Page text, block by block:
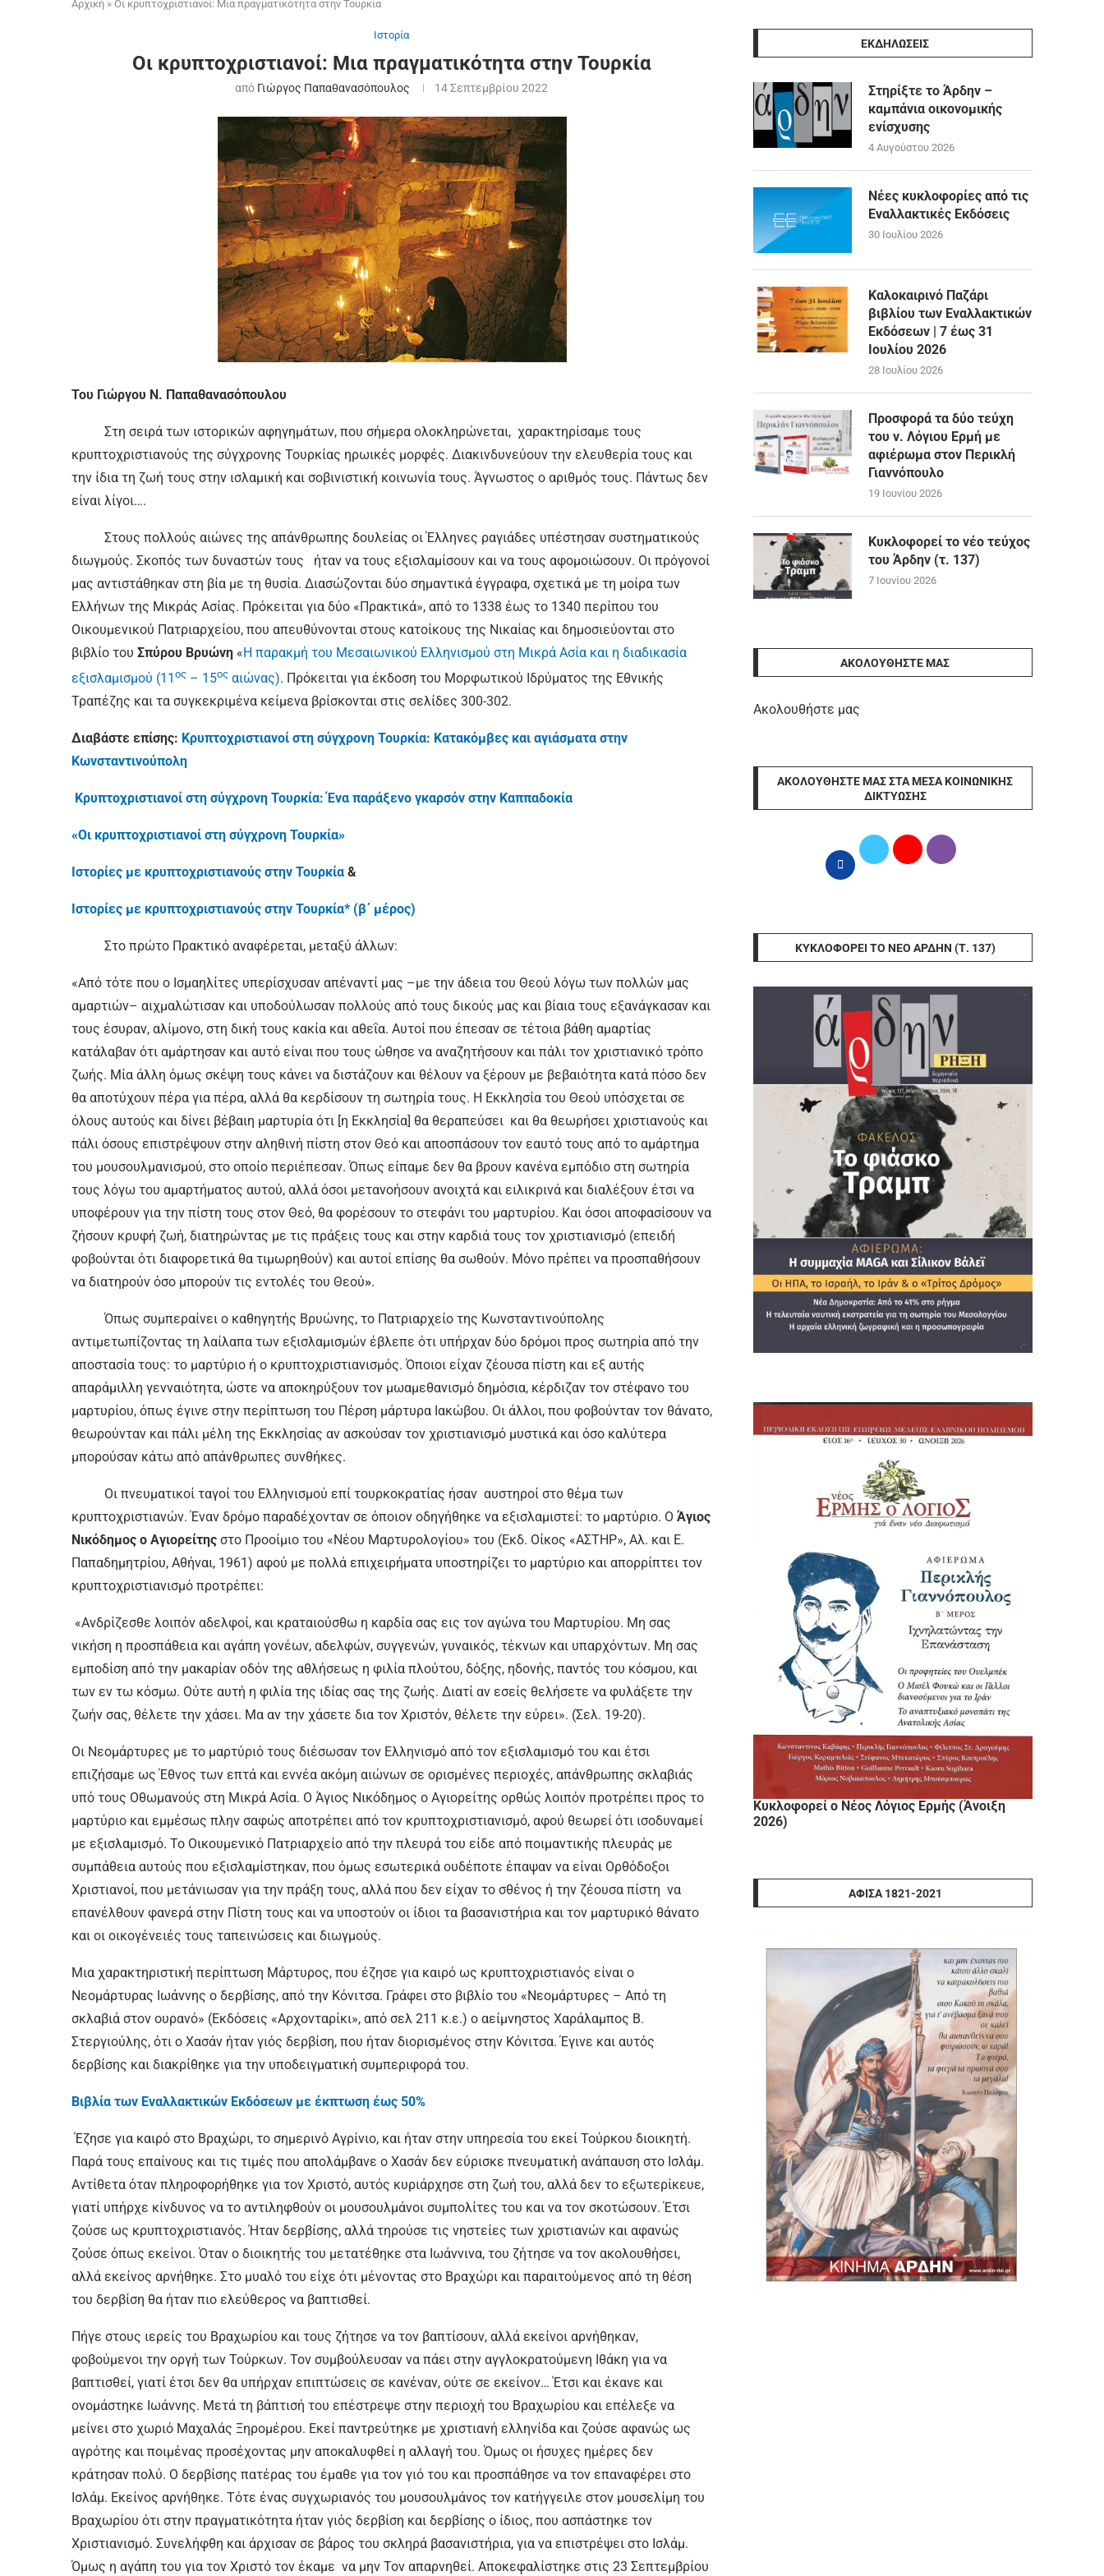
Αρχική » Οι κρυπτοχριστιανοί: Μια πραγματικότητα στην Τουρκία
Ιστορία
Οι κρυπτοχριστιανοί: Μια πραγματικότητα στην Τουρκία
από Γιώργος Παπαθανασόπουλος 14 Σεπτεμβρίου 2022
Του Γιώργου Ν. Παπαθανασόπουλου
Στη σειρά των ιστορικών αφηγημάτων, που σήμερα ολοκληρώνεται, χαρακτηρίσαμε τους
κρυπτοχριστιανούς της σύγχρονης Τουρκίας ηρωικές μορφές. Διακινδυνεύουν την ελευθερία τους και
την ίδια τη ζωή τους στην ισλαμική και σοβινιστική κοινωνία τους. Άγνωστος ο αριθμός τους. Πάντως δεν
είναι λίγοι….
Στους πολλούς αιώνες της απάνθρωπης δουλείας οι Έλληνες ραγιάδες υπέστησαν συστηματικούς
διωγμούς. Σκοπός των δυναστών τους ήταν να τους εξισλαμίσουν και να τους αφομοιώσουν. Οι πρόγονοί
μας αντιστάθηκαν στη βία με τη θυσία. Διασώζονται δύο σημαντικά έγγραφα, σχετικά με τη μοίρα των
Ελλήνων της Μικράς Ασίας. Πρόκειται για δύο «Πρακτικά», από το 1338 έως το 1340 περίπου του
Οικουμενικού Πατριαρχείου, που απευθύνονται στους κατοίκους της Νικαίας και δημοσιεύονται στο
βιβλίο του Σπύρου Βρυώνη «Η παρακμή του Μεσαιωνικού Ελληνισμού στη Μικρά Ασία και η διαδικασία
εξισλαμισμού (11 ος – 15ος αιώνας). Πρόκειται για έκδοση του Μορφωτικού Ιδρύματος της Εθνικής
Τραπέζης και τα συγκεκριμένα κείμενα βρίσκονται στις σελίδες 300-302.
Διαβάστε επίσης: Κρυπτοχριστιανοί στη σύγχρονη Τουρκία: Κατακόμβες και αγιάσματα στην
Κωνσταντινούπολη
Κρυπτοχριστιανοί στη σύγχρονη Τουρκία: Ένα παράξενο γκαρσόν στην Καππαδοκία
«Οι κρυπτοχριστιανοί στη σύγχρονη Τουρκία»
Ιστορίες με κρυπτοχριστιανούς στην Τουρκία &
Ιστορίες με κρυπτοχριστιανούς στην Τουρκία* (β΄ μέρος)
Στο πρώτο Πρακτικό αναφέρεται, μεταξύ άλλων:
«Από τότε που ο Ισμαηλίτες υπερίσχυσαν απέναντί μας –με την άδεια του Θεού λόγω των πολλών μας
αμαρτιών– αιχμαλώτισαν και υποδούλωσαν πολλούς από τους δικούς μας και βίαια τους εξανάγκασαν και
τους έσυραν, αλίμονο, στη δική τους κακία και αθεΐα. Αυτοί που έπεσαν σε τέτοια βάθη αμαρτίας
κατάλαβαν ότι αμάρτησαν και αυτό είναι που τους ώθησε να αναζητήσουν και πάλι τον χριστιανικό τρόπο
ζωής. Μία άλλη όμως σκέψη τους κάνει να διστάζουν και θέλουν να ξέρουν με βεβαιότητα κατά πόσο δεν
θα αποτύχουν πέρα για πέρα, αλλά θα κερδίσουν τη σωτηρία τους. Η Εκκλησία του Θεού υπόσχεται σε
όλους αυτούς και δίνει βέβαιη μαρτυρία ότι [η Εκκλησία] θα θεραπεύσει και θα θεωρήσει χριστιανούς και
πάλι όσους επιστρέψουν στην αληθινή πίστη στον Θεό και αποσπάσουν τον εαυτό τους από το αμάρτημα
του μουσουλμανισμού, στο οποίο περιέπεσαν. Όπως είπαμε δεν θα βρουν κανένα εμπόδιο στη σωτηρία
τους λόγω του αμαρτήματος αυτού, αλλά όσοι μετανοήσουν ανοιχτά και ειλικρινά και διαλέξουν έτσι να
υποφέρουν για την πίστη τους στον Θεό, θα φορέσουν το στεφάνι του μαρτυρίου. Και όσοι αποφασίσουν να
ζήσουν κρυφή ζωή, διατηρώντας με τις πράξεις τους και στην καρδιά τους τον χριστιανισμό (επειδή
φοβούνται ότι διαφορετικά θα τιμωρηθούν) και αυτοί επίσης θα σωθούν. Μόνο πρέπει να προσπαθήσουν
να διατηρούν όσο μπορούν τις εντολές του Θεού».
Όπως συμπεραίνει ο καθηγητής Βρυώνης, το Πατριαρχείο της Κωνσταντινούπολης
αντιμετωπίζοντας τη λαίλαπα των εξισλαμισμών έβλεπε ότι υπήρχαν δύο δρόμοι προς σωτηρία από την
αποστασία τους: το μαρτύριο ή ο κρυπτοχριστιανισμός. Όποιοι είχαν ζέουσα πίστη και εξ αυτής
απαράμιλλη γενναιότητα, ώστε να αποκηρύξουν τον μωαμεθανισμό δημόσια, κέρδιζαν τον στέφανο του
μαρτυρίου, όπως έγινε στην περίπτωση του Πέρση μάρτυρα Ιακώβου. Οι άλλοι, που φοβούνταν τον θάνατο,
θεωρούνταν και πάλι μέλη της Εκκλησίας αν ασκούσαν τον χριστιανισμό μυστικά και όσο καλύτερα
μπορούσαν κάτω από απάνθρωπες συνθήκες.
Οι πνευματικοί ταγοί του Ελληνισμού επί τουρκοκρατίας ήσαν αυστηροί στο θέμα των
κρυπτοχριστιανών. Έναν δρόμο παραδέχονταν σε όποιον οδηγήθηκε να εξισλαμιστεί: το μαρτύριο. Ο Άγιος
Νικόδημος ο Αγιορείτης στο Προοίμιο του «Νέου Μαρτυρολογίου» του (Εκδ. Οίκος «ΑΣΤΗΡ», Αλ. και Ε.
Παπαδημητρίου, Αθήναι, 1961) αφού με πολλά επιχειρήματα υποστηρίζει το μαρτύριο και απορρίπτει τον
κρυπτοχριστιανισμό προτρέπει:
«Ανδρίζεσθε λοιπόν αδελφοί, και κραταιούσθω η καρδία σας εις τον αγώνα του Μαρτυρίου. Μη σας
νικήση η προσπάθεια και αγάπη γονέων, αδελφών, συγγενών, γυναικός, τέκνων και υπαρχόντων. Μη σας
εμποδίση από την μακαρίαν οδόν της αθλήσεως η φιλία πλούτου, δόξης, ηδονής, παντός του κόσμου, και
των εν τω κόσμω. Ούτε αυτή η φιλία της ιδίας σας της ζωής. Διατί αν εσείς θελήσετε να φυλάξετε την
ζωήν σας, θέλετε την χάσει. Μα αν την χάσετε δια τον Χριστόν, θέλετε την εύρει». (Σελ. 19-20).
Οι Νεομάρτυρες με το μαρτύριό τους διέσωσαν τον Ελληνισμό από τον εξισλαμισμό του και έτσι
επιζήσαμε ως Έθνος των επτά και εννέα ακόμη αιώνων σε ορισμένες περιοχές, απάνθρωπης σκλαβιάς
υπό τους Οθωμανούς στη Μικρά Ασία. Ο Άγιος Νικόδημος ο Αγιορείτης ορθώς λοιπόν προτρέπει προς το
μαρτύριο και εμμέσως πλην σαφώς αποτρέπει από τον κρυπτοχριστιανισμό, αφού θεωρεί ότι ισοδυναμεί
με εξισλαμισμό. Το Οικουμενικό Πατριαρχείο από την πλευρά του είδε από ποιμαντικής πλευράς με
συμπάθεια αυτούς που εξισλαμίστηκαν, που όμως εσωτερικά ουδέποτε έπαψαν να είναι Ορθόδοξοι
Χριστιανοί, που μετάνιωσαν για την πράξη τους, αλλά που δεν είχαν το σθένος ή την ζέουσα πίστη να
επανέλθουν φανερά στην Πίστη τους και να υποστούν οι ίδιοι τα βασανιστήρια και τον μαρτυρικό θάνατο
και οι οικογένειές τους ταπεινώσεις και διωγμούς.
Μια χαρακτηριστική περίπτωση Μάρτυρος, που έζησε για καιρό ως κρυπτοχριστιανός είναι ο
Νεομάρτυρας Ιωάννης ο δερβίσης, από την Κόνιτσα. Γράφει στο βιβλίο του «Νεομάρτυρες – Από τη
σκλαβιά στον ουρανό» (Εκδόσεις «Αρχονταρίκι», από σελ 211 κ.ε.) ο αείμνηστος Χαράλαμπος Β.
Στεργιούλης, ότι ο Χασάν ήταν γιός δερβίση, που ήταν διορισμένος στην Κόνιτσα. Έγινε και αυτός
δερβίσης και διακρίθηκε για την υποδειγματική συμπεριφορά του.
Βιβλία των Εναλλακτικών Εκδόσεων με έκπτωση έως 50%
Έζησε για καιρό στο Βραχώρι, το σημερινό Αγρίνιο, και ήταν στην υπηρεσία του εκεί Τούρκου διοικητή.
Παρά τους επαίνους και τις τιμές που απολάμβανε ο Χασάν δεν εύρισκε πνευματική ανάπαυση στο Ισλάμ.
Αντίθετα όταν πληροφορήθηκε για τον Χριστό, αυτός κυριάρχησε στη ζωή του, αλλά δεν το εξωτερίκευε,
γιατί υπήρχε κίνδυνος να το αντιληφθούν οι μουσουλμάνοι συμπολίτες του και να τον σκοτώσουν. Έτσι
ζούσε ως κρυπτοχριστιανός. Ήταν δερβίσης, αλλά τηρούσε τις νηστείες των χριστιανών και αφανώς
ζούσε όπως εκείνοι. Όταν ο διοικητής του μετατέθηκε στα Ιωάννινα, του ζήτησε να τον ακολουθήσει,
αλλά εκείνος αρνήθηκε. Στο μυαλό του είχε ότι μένοντας στο Βραχώρι και παραιτούμενος από τη θέση
του δερβίση θα ήταν πιο ελεύθερος να βαπτισθεί.
Πήγε στους ιερείς του Βραχωρίου και τους ζήτησε να τον βαπτίσουν, αλλά εκείνοι αρνήθηκαν,
φοβούμενοι την οργή των Τούρκων. Τον συμβούλευσαν να πάει στην αγγλοκρατούμενη Ιθάκη για να
βαπτισθεί, γιατί έτσι δεν θα υπήρχαν επιπτώσεις σε κανέναν, ούτε σε εκείνον… Έτσι και έκανε και
ονομάστηκε Ιωάννης. Μετά τη βάπτισή του επέστρεψε στην περιοχή του Βραχωρίου και επέλεξε να
μείνει στο χωριό Μαχαλάς Ξηρομέρου. Εκεί παντρεύτηκε με χριστιανή ελληνίδα και ζούσε αφανώς ως
αγρότης και ποιμένας προσέχοντας μην αποκαλυφθεί η αλλαγή του. Όμως οι ήσυχες ημέρες δεν
κράτησαν πολύ. Ο δερβίσης πατέρας του έμαθε για τον γιό του και προσπάθησε να τον επαναφέρει στο
Ισλάμ. Εκείνος αρνήθηκε. Τότε ένας συγχωριανός του μουσουλμάνος τον κατήγγειλε στον μουσελίμη του
Βραχωρίου ότι στην πραγματικότητα ήταν γιός δερβίση και δερβίσης ο ίδιος, που ασπάστηκε τον
Χριστιανισμό. Συνελήφθη και άρχισαν σε βάρος του σκληρά βασανιστήρια, για να επιστρέψει στο Ισλάμ.
Όμως η αγάπη του για τον Χριστό τον έκαμε να μην Τον απαρνηθεί. Αποκεφαλίστηκε στις 23 Σεπτεμβρίου
ΕΚΔΗΛΩΣΕΙΣ
Στηρίξτε το Άρδην –
καμπάνια οικονομικής
ενίσχυσης
4 Αυγούστου 2026
Νέες κυκλοφορίες από τις
Εναλλακτικές Εκδόσεις
30 Ιουλίου 2026
Καλοκαιρινό Παζάρι
βιβλίου των Εναλλακτικών
Εκδόσεων | 7 έως 31
Ιουλίου 2026
28 Ιουλίου 2026
Προσφορά τα δύο τεύχη
του ν. Λόγιου Ερμή με
αφιέρωμα στον Περικλή
Γιαννόπουλο
19 Ιουνίου 2026
Κυκλοφορεί το νέο τεύχος
του Άρδην (τ. 137)
7 Ιουνίου 2026
ΑΚΟΛΟΥΘΉΣΤΕ ΜΑΣ
Ακολουθήστε μας
ΑΚΟΛΟΥΘΉΣΤΕ ΜΑΣ ΣΤΑ ΜΈΣΑ ΚΟΙΝΩΝΙΚΉΣ
ΔΙΚΤΎΩΣΗΣ
ΚΥΚΛΟΦΟΡΕΊ ΤΟ ΝΈΟ ΆΡΔΗΝ (Τ. 137)
Κυκλοφορεί ο Νέος Λόγιος Ερμής (Άνοιξη
2026)
ΑΦΊΣΑ 1821-2021